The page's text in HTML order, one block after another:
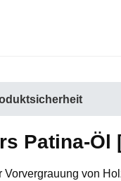
Patina-
Vorvergrauung von